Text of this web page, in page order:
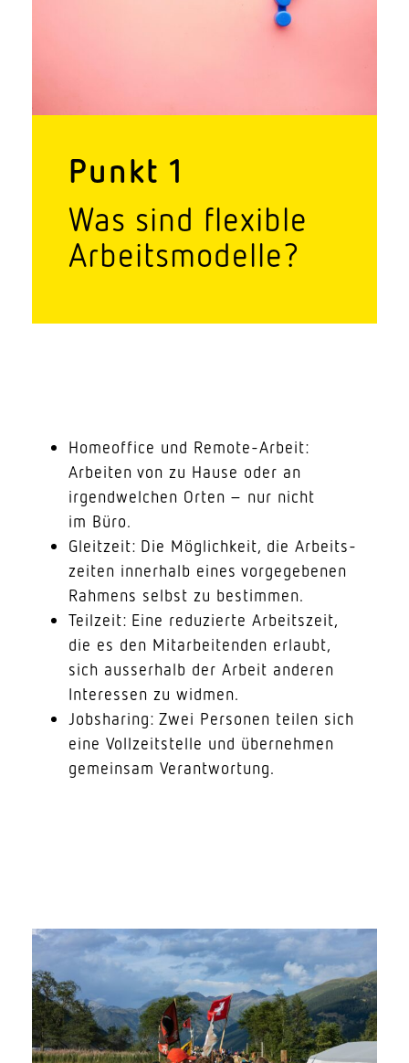
Punkt 1
Was sind flexible
Arbeitsmodelle?
Home­office und Remote-Arbeit:
Arbeiten von zu Hause oder an
irgend­welchen Orten – nur nicht
im Büro.
Gleitzeit: Die Möglichkeit, die Arbeits­
zeiten innerhalb eines vorge­ge­benen
Rahmens selbst zu bestimmen.
Teilzeit: Eine redu­zierte Arbeitszeit,
die es den Mitar­bei­tenden erlaubt,
sich ausserhalb der Arbeit anderen
Inter­essen zu widmen.
Jobsharing: Zwei Personen teilen sich
eine Voll­zeit­stelle und über­nehmen
gemeinsam Verantwortung.